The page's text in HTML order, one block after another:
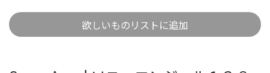
欲しいものリストに追加